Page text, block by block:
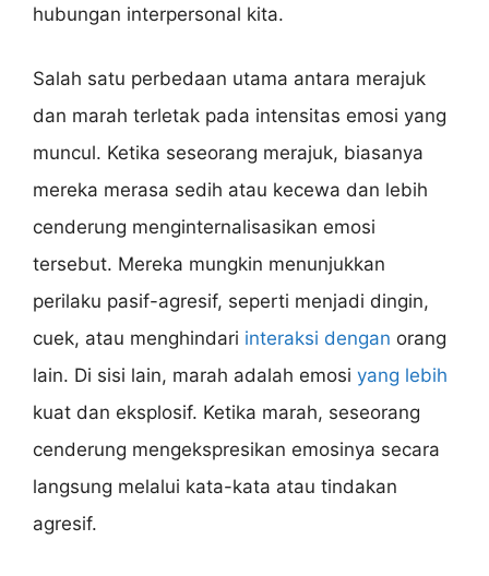
hubungan interpersonal kita.
Salah satu perbedaan utama antara merajuk
dan marah terletak pada intensitas emosi yang
muncul. Ketika seseorang merajuk, biasanya
mereka merasa sedih atau kecewa dan lebih
cenderung menginternalisasikan emosi
tersebut. Mereka mungkin menunjukkan
perilaku pasif-agresif, seperti menjadi dingin,
cuek, atau menghindari interaksi dengan orang
lain. Di sisi lain, marah adalah emosi yang lebih
kuat dan eksplosif. Ketika marah, seseorang
cenderung mengekspresikan emosinya secara
langsung melalui kata-kata atau tindakan
agresif.